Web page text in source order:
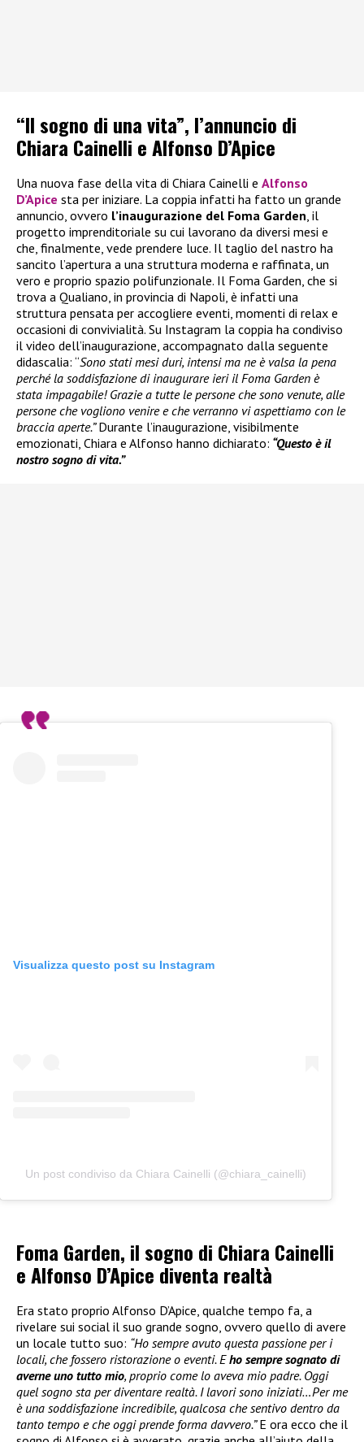
“Il sogno di una vita”, l’annuncio di
Chiara Cainelli e Alfonso D’Apice
Una nuova fase della vita di Chiara Cainelli e Alfonso
D’Apice sta per iniziare. La coppia infatti ha fatto un grande
annuncio, ovvero l’inaugurazione del Foma Garden, il
progetto imprenditoriale su cui lavorano da diversi mesi e
che, finalmente, vede prendere luce. Il taglio del nastro ha
sancito l’apertura a una struttura moderna e raffinata, un
vero e proprio spazio polifunzionale. Il Foma Garden, che si
trova a Qualiano, in provincia di Napoli, è infatti una
struttura pensata per accogliere eventi, momenti di relax e
occasioni di convivialità. Su Instagram la coppia ha condiviso
il video dell’inaugurazione, accompagnato dalla seguente
didascalia: “Sono stati mesi duri, intensi ma ne è valsa la pena
perché la soddisfazione di inaugurare ieri il Foma Garden è
stata impagabile! Grazie a tutte le persone che sono venute, alle
persone che vogliono venire e che verranno vi aspettiamo con le
braccia aperte.”Durante l’inaugurazione, visibilmente
emozionati, Chiara e Alfonso hanno dichiarato: “Questo è il
nostro sogno di vita.”
Visualizza questo post su Instagram
Un post condiviso da Chiara Cainelli (@chiara_cainelli)
Foma Garden, il sogno di Chiara Cainelli
e Alfonso D’Apice diventa realtà
Era stato proprio Alfonso D’Apice, qualche tempo fa, a
rivelare sui social il suo grande sogno, ovvero quello di avere
un locale tutto suo: “Ho sempre avuto questa passione per i
locali, che fossero ristorazione o eventi. Eho sempre sognato di
averne uno tutto mio, proprio come lo aveva mio padre. Oggi
quel sogno sta per diventare realtà. I lavori sono iniziati…Per me
è una soddisfazione incredibile, qualcosa che sentivo dentro da
tanto tempo e che oggi prende forma davvero.”E ora ecco che il